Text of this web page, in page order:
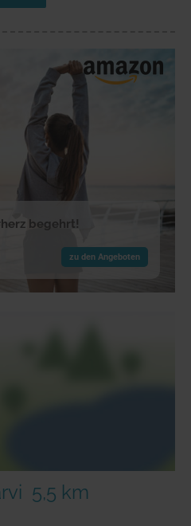
begehrt!
zu den Angeboten
5,5 km